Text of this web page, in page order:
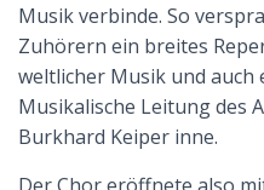
Musik verbinde. So
Zuhörern ein breites
weltlicher Musik und auch
Musikalische Leitung des
Burkhard Keiper inne.